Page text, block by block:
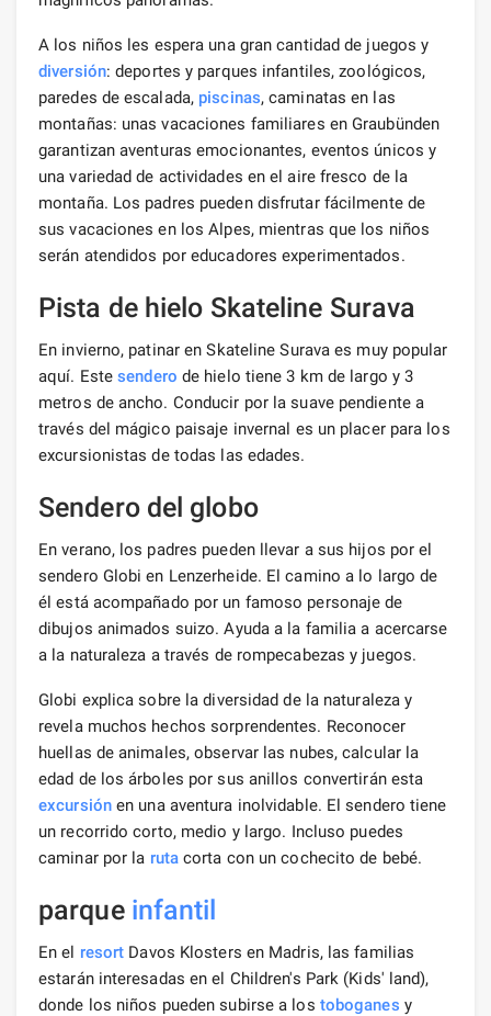
A los niños les espera una gran cantidad de juegos y
diversión: deportes y parques infantiles, zoológicos,
paredes de escalada, piscinas, caminatas en las
montañas: unas vacaciones familiares en Graubünden
garantizan aventuras emocionantes, eventos únicos y
una variedad de actividades en el aire fresco de la
montaña. Los padres pueden disfrutar fácilmente de
sus vacaciones en los Alpes, mientras que los niños
serán atendidos por educadores experimentados.
Pista de hielo Skateline Surava
En invierno, patinar en Skateline Surava es muy popular
aquí. Estesendero de hielo tiene 3 km de largo y 3
metros de ancho. Conducir por la suave pendiente a
través del mágico paisaje invernal es un placer para los
excursionistas de todas las edades.
Sendero del globo
En verano, los padres pueden llevar a sus hijos por el
sendero Globi en Lenzerheide. El camino a lo largo de
él está acompañado por un famoso personaje de
dibujos animados suizo. Ayuda a la familia a acercarse
a la naturaleza a través de rompecabezas y juegos.
Globi explica sobre la diversidad de la naturaleza y
revela muchos hechos sorprendentes. Reconocer
huellas de animales, observar las nubes, calcular la
edad de los árboles por sus anillos convertirán esta
excursiónen una aventura inolvidable. El sendero tiene
un recorrido corto, medio y largo. Incluso puedes
caminar por la rutacorta con un cochecito de bebé.
parque infantil
En el resort Davos Klosters en Madris, las familias
estarán interesadas en el Children's Park (Kids' land),
donde los niños pueden subirse a los toboganes y